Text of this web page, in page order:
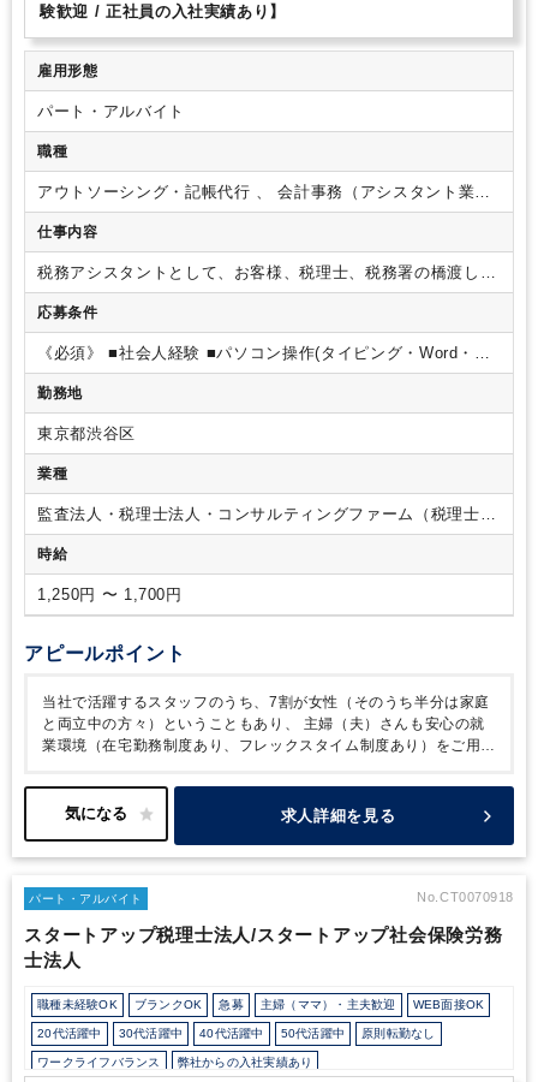
週4日勤務 週5日勤務 時短勤務の相談OK
1日7時間未満勤務OK
土日祝休み EXCELのスキルが活かせる 英語力不要 弥生会計
験歓迎 / 正社員の入社実績あり】
雇用形態
パート・アルバイト
職種
アウトソーシング・記帳代行 、 会計事務（アシスタント業
務）
仕事内容
税務アシスタントとして、お客様、税理士、税務署の橋渡しと
なり、適正な税理申告をサポートするお仕事です！ ＜具体的
な仕事内容＞
捗管理 ■税理士や税務署とのやりとり※ご経験や適性に合わ
せてお任せします！
応募条件
《必須》 ■社会人経験 ■パソコン操作(タイピング・Word・
Excel)スキル 《歓迎》■税理士・会計事務所経験■会計入力
経験■法人税申告書の作成経験
グ・Word・Excel)スキル
勤務地
東京都渋谷区
業種
監査法人・税理士法人・コンサルティングファーム（税理士法
人）
時給
1,250円 〜 1,700円
アピールポイント
当社で活躍するスタッフのうち、7割が女性（そのうち半分は家庭
と両立中の方々）ということもあり、
主婦（夫）さんも安心の就
業環境（在宅勤務制度あり、フレックスタイム制度あり）をご用意
する理解を得やすい点も特徴的です。幅広い年代のスタッフが活
躍しており、中途入社の方もコミュニケーションの取りやすい環境
求人詳細を見る
パート・アルバイト No.CT0070918
スタートアップ税理士法人/スタートアップ社会保険労務
士法人
職種未経験OK ブランクOK 急募 主婦（ママ）・主夫歓迎 WEB面接OK
20代活躍中 30代活躍中 40代活躍中 50代活躍中 原則転勤なし
ワークライフバランス 弊社からの入社実績あり